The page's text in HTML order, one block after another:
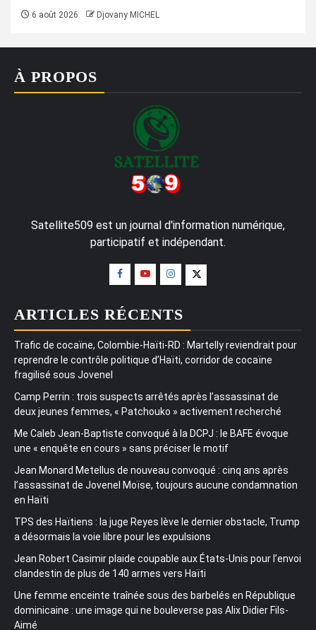
6 août 2026 Djovany MICHEL
À PROPOS
Satellite509 est un journal d'information numérique,
participatif et indépendant.
ARTICLES RÉCENTS
Trafic de cocaïne, Colombie-Haïti-RD : Martelly reviendrait pour
reprendre le contrôle politique d’Haïti, corridor de cocaïne
fragilisé sous Jovenel
Camp Perrin : trois suspects arrêtés après l’assassinat de
deux jeunes femmes, « Patchouko » activement recherché
Me Caleb Jean-Baptiste convoqué à la DCPJ : le BAFE évoque
une « enquête en cours » sans préciser le motif
Jean Monard Metellus de nouveau convoqué : cinq ans après
l’assassinat de Jovenel Moïse, toujours aucune condamnation
en Haïti
TPS des Haïtiens : la juge Reyes lève le dernier obstacle, Trump
a désormais la voie libre pour les expulsions
Jean Robert Casimir plaide coupable aux États-Unis pour l’envoi
clandestin de plus de 140 armes vers Haïti
Une femme enceinte traînée sous des barbelés en République
dominicaine : une image qui ne bouleverse pas Alix Didier Fils-
Aimé